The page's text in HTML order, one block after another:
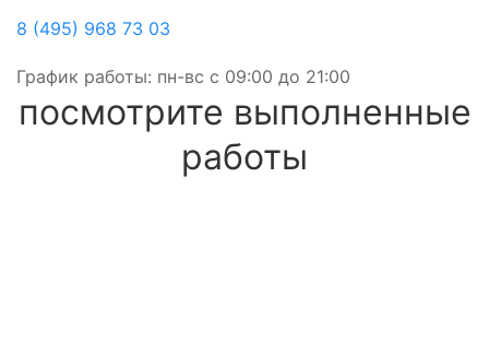
8 (495) 968 73 03
График работы: пн-вс с 09:00 до 21:00
посмотрите выполненные
работы